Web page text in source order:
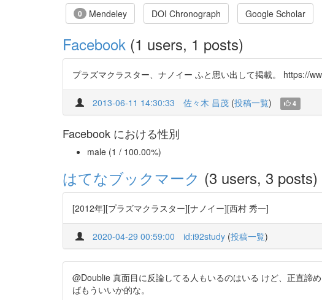
0 Mendeley DOI Chronograph Google Scholar
Facebook (1 users, 1 posts)
プラズマクラスター、ナノイー ふと思い出して掲載。 https://
2013-06-11 14:30:33 佐々木 昌茂 (投稿一覧) 4
Facebook における性別
male (1 / 100.00%)
はてなブックマーク (3 users, 3 posts)
[2012年][プラズマクラスター][ナノイー][西村 秀一]
2020-04-29 00:59:00 id:i92study (投稿一覧)
@Doublie 真面目に反論してる人もいるのはいる けど、正直
ばもういいか的な。